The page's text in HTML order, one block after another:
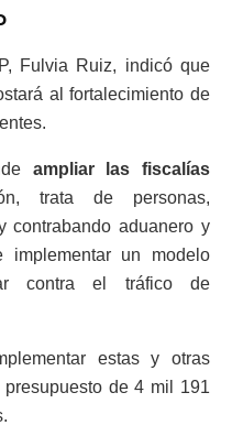
Fulvia Ruiz, indicó que
al fortalecimiento de
ampliar las fiscalías
trata de personas,
contrabando aduanero y
implementar un modelo
contra el tráfico de
estas y otras
de 4 mil 191